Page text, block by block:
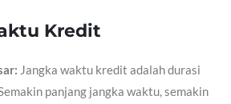
Kredit
Jangka waktu kredit adalah durasi
panjang jangka waktu, semakin